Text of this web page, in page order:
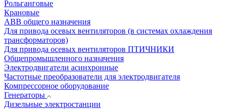
Рольганговые
Крановые
АВВ общего назначения
Для привода осевых вентиляторов (в системах охлаждения
трансформаторов)
Для привода осевых вентиляторов ПТИЧНИКИ
Общепромышленного назначения
Электродвигатели асинхронные
Частотные преобразователи для электродвигателя
Компрессорное оборудование
Генераторы
Дизельные электростанции